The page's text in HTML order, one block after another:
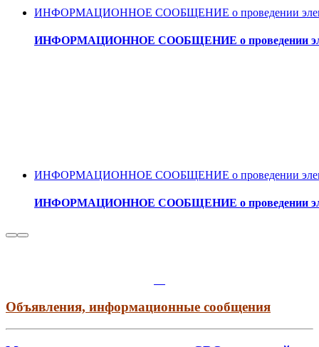
ИНФОРМАЦИОННОЕ СООБЩЕНИЕ о проведении
ИНФОРМАЦИОННОЕ СООБЩЕНИЕ о проведении
ИНФОРМАЦИОННОЕ СООБЩЕНИЕ о проведении
ИНФОРМАЦИОННОЕ СООБЩЕНИЕ о проведении
Объявления, информационные сообщения